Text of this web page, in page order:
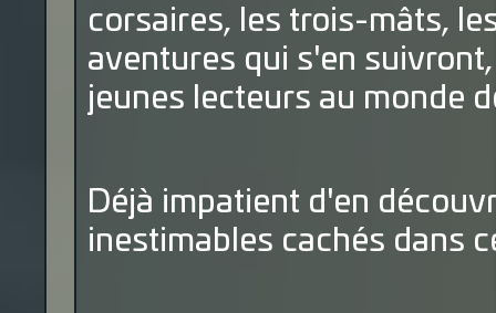
corsaires, les trois-mâts,
aventures qui s'en
jeunes lecteurs au monde
Déjà impatient d'en
inestimables cachés dans